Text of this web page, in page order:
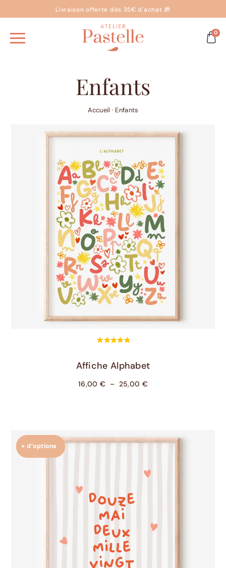
Livraison offerte dès 35€ d'achat 🎁
0
Enfants
Accueil · Enfants
Choix Des Options
Affiche Alphabet
16,00 € – 25,00 €
+ d’options